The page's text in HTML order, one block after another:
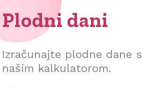
Plodni dani
Izračunajte plodne dane s
našim kalkulatorom.